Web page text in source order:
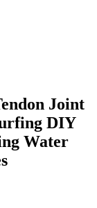
Joint
DIY
Water